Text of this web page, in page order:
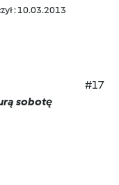
: 10.03.2013
#17
sobotę